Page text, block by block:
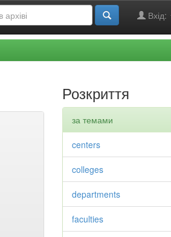
Вхід:
Розкриття
за темами
centers
colleges
departments
faculties